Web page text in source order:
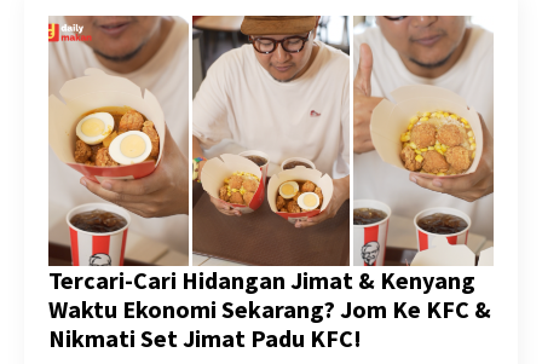
Tercari-Cari Hidangan Jimat & Kenyang
Waktu Ekonomi Sekarang? Jom Ke KFC &
Nikmati Set Jimat Padu KFC!